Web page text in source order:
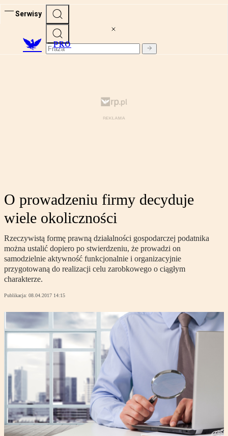
Serwisy
PRO
O prowadzeniu firmy decyduje
wiele okoliczności
Rzeczywistą formę prawną działalności gospodarczej podatnika
można ustalić dopiero po stwierdzeniu, że prowadzi on
samodzielnie aktywność funkcjonalnie i organizacyjnie
przygotowaną do realizacji celu zarobkowego o ciągłym
charakterze.
Publikacja: 08.04.2017 14:15